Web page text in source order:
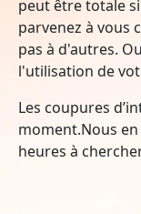
peut être totale
parvenez à vous
pas à d'autres.
l'utilisation de
Les coupures
moment.Nous
heures à